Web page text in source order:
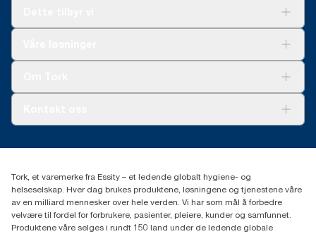
(+47) 22 70 62 00
Fredrik Selmers vei 6
0603 OSLO
Tork, et varemerke fra Essity – et ledende globalt hygiene- og
helseselskap. Hver dag brukes produktene, løsningene og tjenestene våre
av en milliard mennesker over hele verden. Vi har som mål å forbedre
velvære til fordel for forbrukere, pasienter, pleiere, kunder og samfunnet.
Produktene våre selges i rundt 150 land under de ledende globale